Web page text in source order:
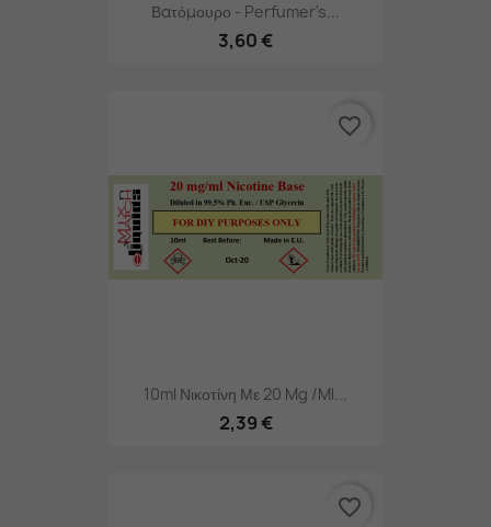
Βατόμουρο - Perfumer's...
3,60 €
10ml Νικοτίνη Με 20 Mg /ml...
2,39 €
favorite_border
favorite_border